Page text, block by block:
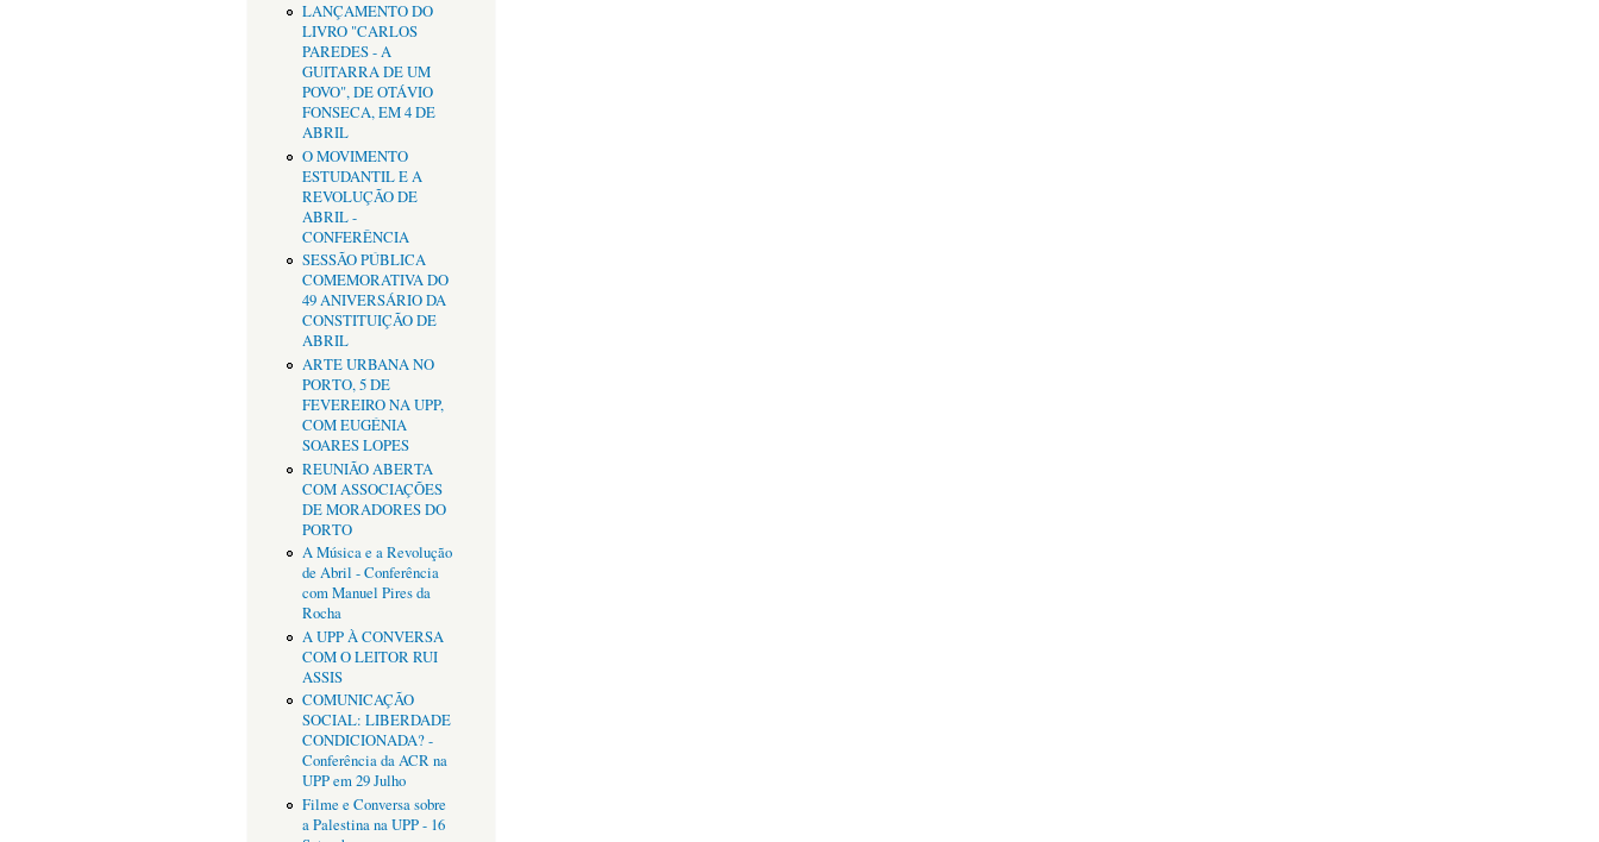
LANÇAMENTO DO
LIVRO "CARLOS
PAREDES - A
GUITARRA DE UM
POVO", DE OTÁVIO
FONSECA, EM 4 DE
ABRIL
O MOVIMENTO
ESTUDANTIL E A
REVOLUÇÃO DE
ABRIL -
CONFERÊNCIA
SESSÃO PÚBLICA
COMEMORATIVA DO
49 ANIVERSÁRIO DA
CONSTITUIÇÃO DE
ABRIL
ARTE URBANA NO
PORTO, 5 DE
FEVEREIRO NA UPP,
COM EUGÉNIA
SOARES LOPES
REUNIÃO ABERTA
COM ASSOCIAÇÕES
DE MORADORES DO
PORTO
A Música e a Revolução
de Abril - Conferência
com Manuel Pires da
Rocha
A UPP À CONVERSA
COM O LEITOR RUI
ASSIS
COMUNICAÇÃO
SOCIAL: LIBERDADE
CONDICIONADA? -
Conferência da ACR na
UPP em 29 Julho
Filme e Conversa sobre
a Palestina na UPP - 16